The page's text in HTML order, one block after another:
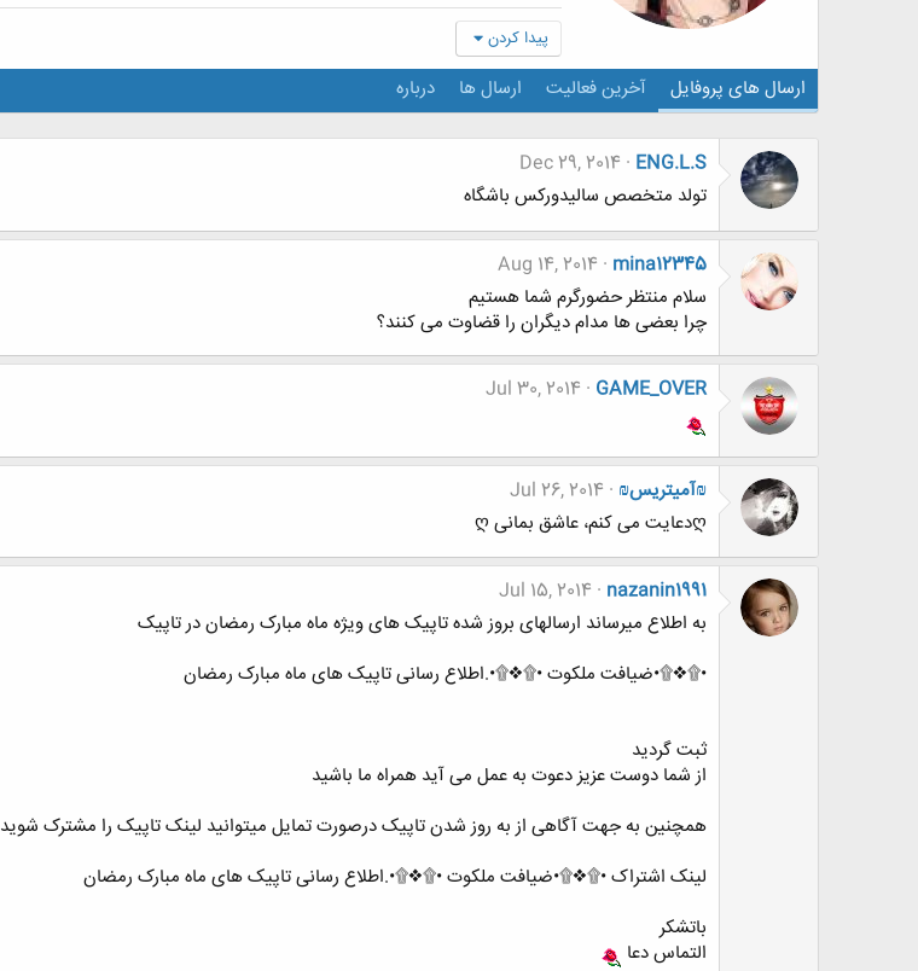
پیدا کردن
ارسال های پروفایل آخرین فعالیت ارسال ها درباره
ENG.L.S
Dec 29, 2014
تولد متخصص سالیدورکس باشگاه
mina12345
Aug 14, 2014
سلام منتظر حضورگرم شما هستيم
چرا بعضی ها مدام دیگران را قضاوت می کنند؟
GAME_OVER
Jul 30, 2014
₪آمیتریس₪ Jul 26, 2014
ღدعایت می کنم، عاشق بمانی ღ
nazanin1991
Jul 15, 2014
به اطلاع میرساند ارسالهای بروز شده تاپیک های ویژه ماه مبارک رمضان در تاپیک
•۩❖۩•ضیافت ملکوت •۩❖۩•.اطلاع رسانی تاپیک های ماه مبارک رمضان
ثبت گردید
از شما دوست عزیز دعوت به عمل می آید همراه ما باشید
همچنین به جهت آگاهی از به روز شدن تاپیک درصورت تمایل میتوانید لینک تاپیک را مشترک شوید
لینک اشتراک •۩❖۩•ضیافت ملکوت •۩❖۩•.اطلاع رسانی تاپیک های ماه مبارک رمضان
باتشکر
التماس دعا